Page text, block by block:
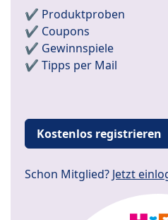
✔️ Produktproben
✔️ Coupons
✔️ Gewinnspiele
✔️ Tipps per Mail
Kostenlos registrieren
Schon Mitglied? Jetzt